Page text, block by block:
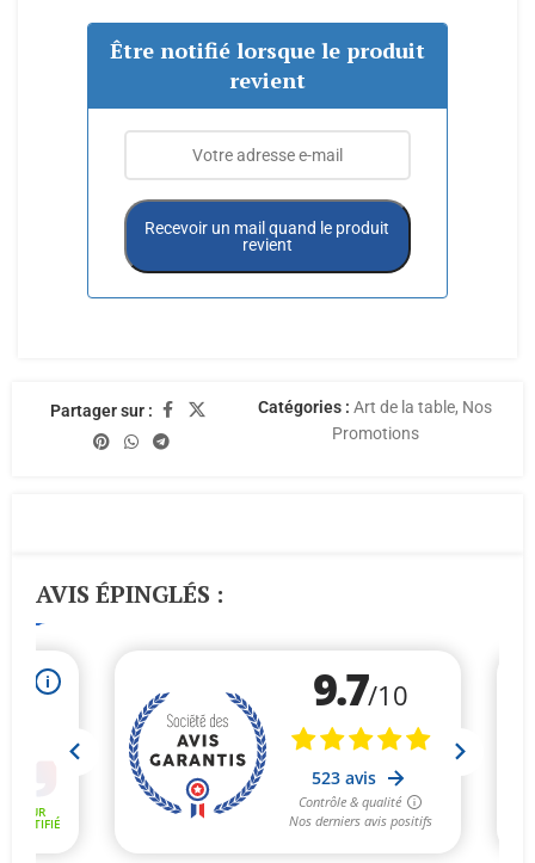
Être notifié lorsque le produit
revient
Recevoir un mail quand le produit
revient
Partager sur : Catégories : Art de la table, Nos
Promotions
AVIS ÉPINGLÉS :